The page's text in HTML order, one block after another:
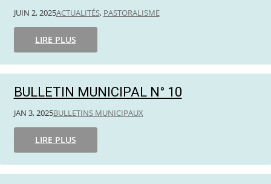
JUIN 2, 2025ACTUALITÉS, PASTORALISME
LIRE PLUS
BULLETIN MUNICIPAL N° 10
JAN 3, 2025BULLETINS MUNICIPAUX
LIRE PLUS